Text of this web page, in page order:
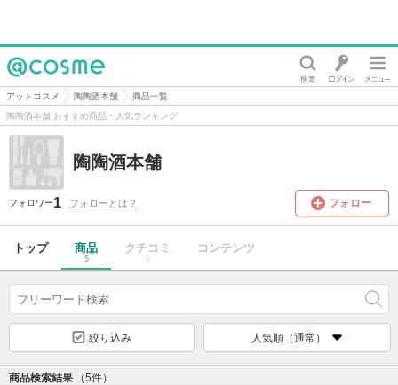
@cosme
アットコスメ 陶陶酒本舗
商品一覧
陶陶酒本舗 おすすめ商品・人気ランキング
陶陶酒本舗
フォロワー1 フォローとは？ フォロー
トップ 商品
5
クチコミ
0
コンテンツ
絞り込み 人気順（通常）
商品検索結果 （5件）